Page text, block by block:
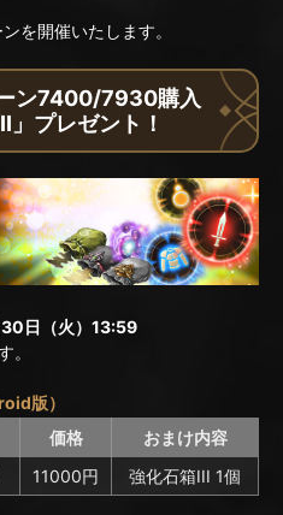
を開催いたします。
ン7400/7930購入
」プレゼント！
日（火）13:59
版）
価格
おまけ内容
11000円 強化石箱III 1個